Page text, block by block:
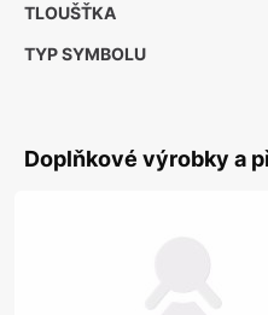
TLOUŠŤKA
TYP SYMBOLU
Doplňkové výrobky a